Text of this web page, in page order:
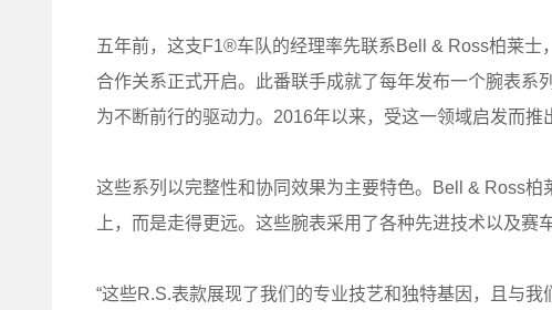
五年前，这支F1®车队的经理率先联系Bell & Ross柏莱
合作关系正式开启。此番联手成就了每年发布一个腕表
为不断前行的驱动力。2016年以来，受这一领域启发而推
这些系列以完整性和协同效果为主要特色。Bell & Ross
上，而是走得更远。这些腕表采用了各种先进技术以及赛
“这些R.S.表款展现了我们的专业技艺和独特基因，且与